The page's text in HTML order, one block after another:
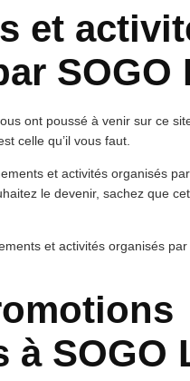
et
SOGO
ont poussé à venir sur ce
celle qu’il vous faut.
et activités organisés
le devenir, sachez que
et activités organisés
à SOGO